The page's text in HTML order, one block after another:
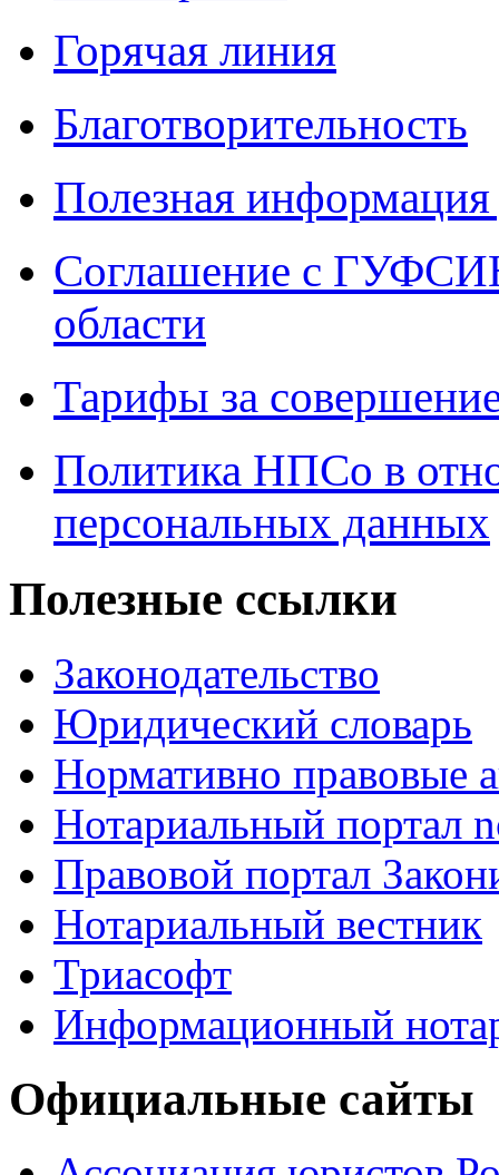
Горячая линия
Благотворительность
Полезная
Соглашение с
области
Тарифы за
Политика НПСо в
персональных данных
Полезные ссылки
Законодательство
Юридический словарь
Нормативно правовые
Нотариальный портал
Правовой портал
Нотариальный вестник
Триасофт
Информационный
Официальные сайты